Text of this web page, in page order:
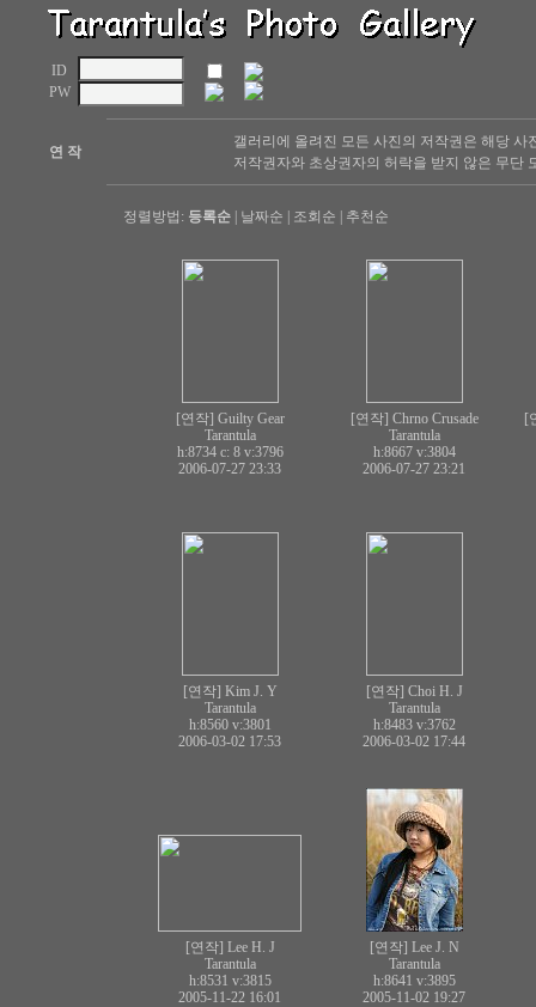
ID
PW
연 작
갤러리에 올려진 모든 사진의 저작권은 해당
저작권자와 초상권자의 허락을 받지 않은 무단
정렬방법: 등록순 날짜순 조회순 추천순
[연작] Guilty Gear
Tarantula
h:8734 c: 8 v:3796
2006-07-27 23:33
[연작] Chrno Crusade
Tarantula
h:8667 v:3804
2006-07-27 23:21
[
[연작] Kim J. Y
Tarantula
h:8560 v:3801
2006-03-02 17:53
[연작] Choi H. J
Tarantula
h:8483 v:3762
2006-03-02 17:44
[연작] Lee H. J
Tarantula
h:8531 v:3815
2005-11-22 16:01
[연작] Lee J. N
Tarantula
h:8641 v:3895
2005-11-02 19:27